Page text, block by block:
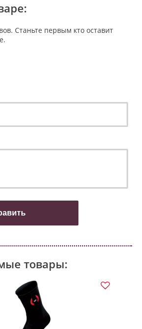
Станьте первым кто оставит
товары: